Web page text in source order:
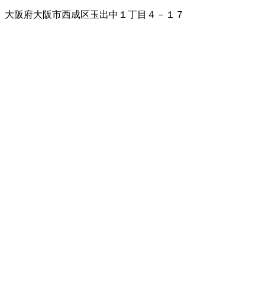
大阪府大阪市西成区玉出中１丁目４－１７